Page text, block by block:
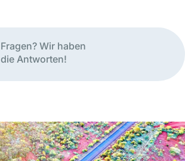
Fragen? Wir haben
die Antworten!